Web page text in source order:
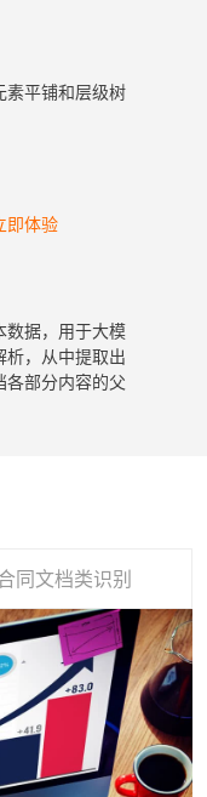
素平铺和层级树
即体验
数据，用于大模
析，从中提取出
部分内容的父
同文档类识别